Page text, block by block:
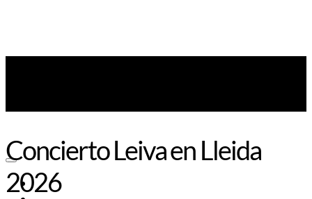
Noticias
Concierto Leiva en Lleida
2026